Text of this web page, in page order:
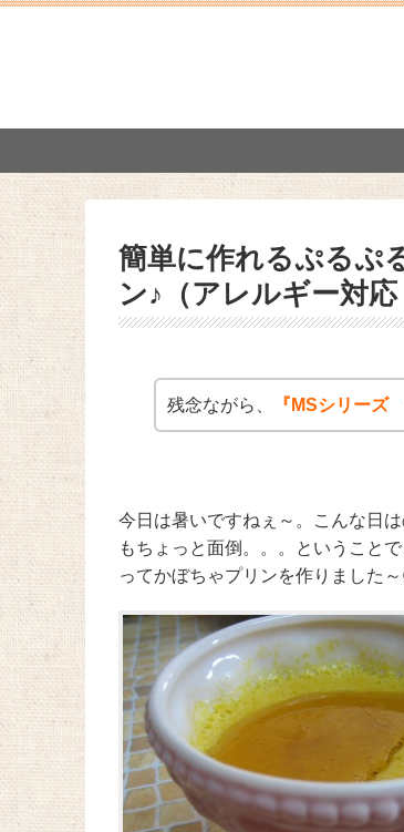
簡単に作れるぷるぷ
ン♪（アレルギー対応
残念ながら、 『MSシリーズ
今日は暑いですねぇ～。こんな日
もちょっと面倒。。。ということ
ってかぼちゃプリンを作りました